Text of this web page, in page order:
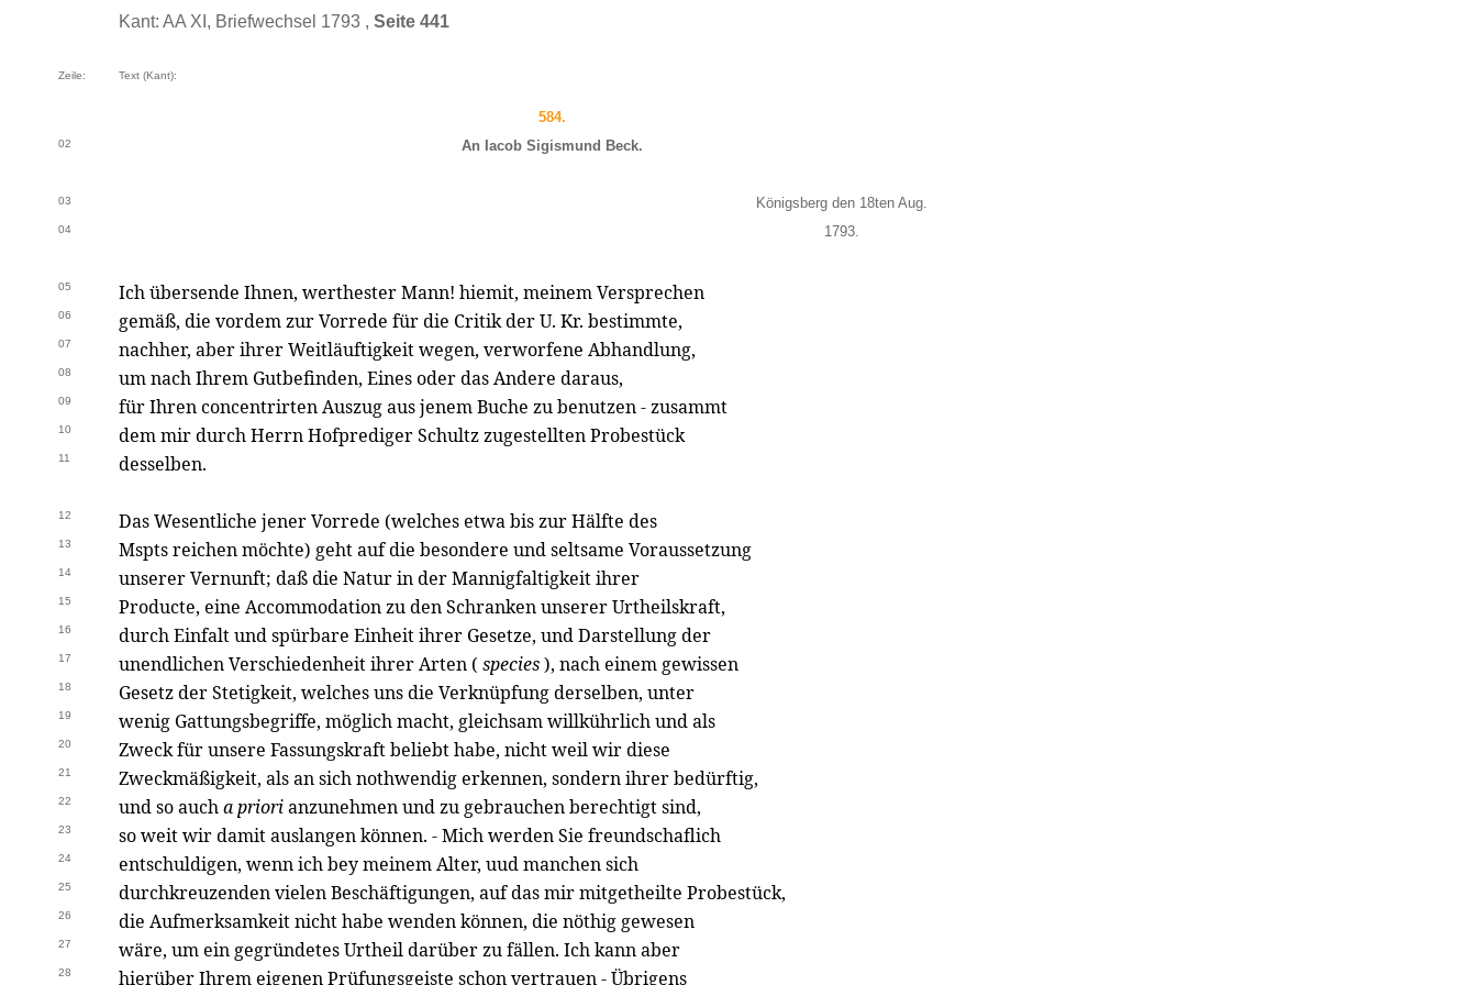
Kant: AA XI, Briefwechsel 1793 , Seite 441
Zeile: Text (Kant):
584.
02 An Iacob Sigismund Beck.
03 Königsberg den 18ten Aug.
04 1793.
05 Ich übersende Ihnen, werthester Mann! hiemit, meinem Versprechen
06 gemäß, die vordem zur Vorrede für die Critik der U. Kr. bestimmte,
07 nachher, aber ihrer Weitläuftigkeit wegen, verworfene Abhandlung,
08 um nach Ihrem Gutbefinden, Eines oder das Andere daraus,
09 für Ihren concentrirten Auszug aus jenem Buche zu benutzen - zusammt
10 dem mir durch Herrn Hofprediger Schultz zugestellten Probestück
11 desselben.
12 Das Wesentliche jener Vorrede (welches etwa bis zur Hälfte des
13 Mspts reichen möchte) geht auf die besondere und seltsame Voraussetzung
14 unserer Vernunft; daß die Natur in der Mannigfaltigkeit ihrer
15 Producte, eine Accommodation zu den Schranken unserer Urtheilskraft,
16 durch Einfalt und spürbare Einheit ihrer Gesetze, und Darstellung der
17 unendlichen Verschiedenheit ihrer Arten ( species), nach einem gewissen
18 Gesetz der Stetigkeit, welches uns die Verknüpfung derselben, unter
19 wenig Gattungsbegriffe, möglich macht, gleichsam willkührlich und als
20 Zweck für unsere Fassungskraft beliebt habe, nicht weil wir diese
21 Zweckmäßigkeit, als an sich nothwendig erkennen, sondern ihrer bedürftig,
22 und so aucha priorianzunehmen und zu gebrauchen berechtigt sind,
23 so weit wir damit auslangen können. - Mich werden Sie freundschaflich
24 entschuldigen, wenn ich bey meinem Alter, uud manchen sich
25 durchkreuzenden vielen Beschäftigungen, auf das mir mitgetheilte Probestück,
26 die Aufmerksamkeit nicht habe wenden können, die nöthig gewesen
27 wäre, um ein gegründetes Urtheil darüber zu fällen. Ich kann aber
28 hierüber Ihrem eigenen Prüfungsgeiste schon vertrauen - Übrigens